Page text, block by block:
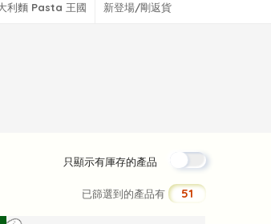
利麵 Pasta 王國 新登場/剛返貨
只顯示有厙存的產品
已篩選到的產品有 51